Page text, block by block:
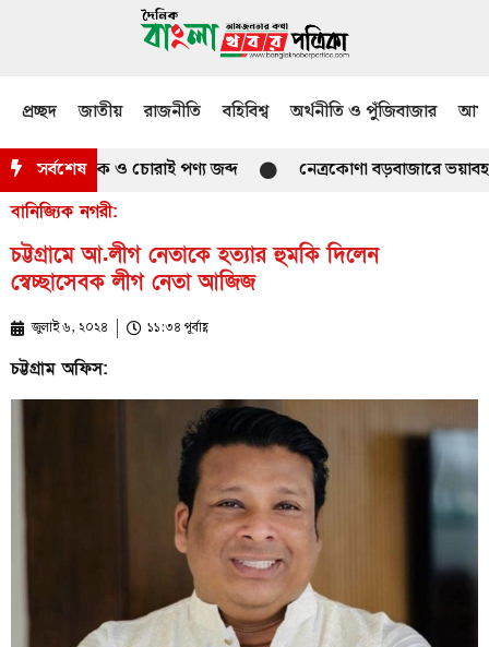
প্রচ্ছদ জাতীয় রাজনীতি বহিবিশ্ব অর্থনীতি ও পুঁজিবাজার
সর্বশেষ
মাদক ও চোরাই পণ্য জব্দ নেত্রকোণা বড়বাজারে ভয়াবহ
বানিজ্যিক নগরী:
চট্টগ্রামে আ.লীগ নেতাকে হত্যার হুমকি দিলেন
স্বেচ্ছাসেবক লীগ নেতা আজিজ
জুলাই ৬, ২০২৪ ১১:৩৪ পূর্বাহ্ণ
চট্টগ্রাম অফিস: